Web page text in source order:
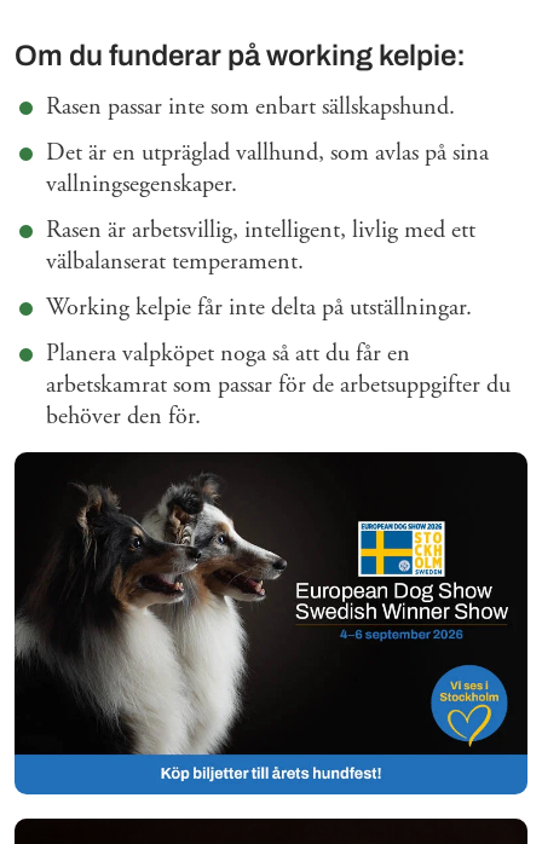
Om du funderar på working kelpie:
Rasen passar inte som enbart sällskapshund.
Det är en utpräglad vallhund, som avlas på sina
vallningsegenskaper.
Rasen är arbetsvillig, intelligent, livlig med ett
välbalanserat temperament.
Working kelpie får inte delta på utställningar.
Planera valpköpet noga så att du får en
arbetskamrat som passar för de arbetsuppgifter du
behöver den för.